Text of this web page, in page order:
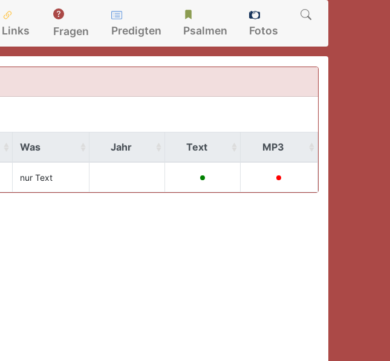
Links Fragen Predigten Psalmen Fotos
Was Jahr Text MP3
nur Text